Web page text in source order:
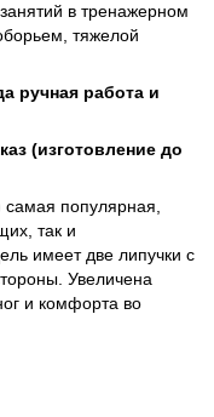
в тренажерном
тяжелой
ручная работа и
(изготовление до
популярная,
так и
имеет две липучки с
Увеличена
и комфорта во